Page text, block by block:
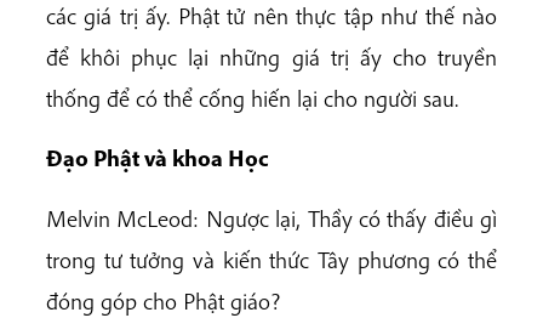
các giá trị ấy. Phật tử nên thực tập như thế nào
để khôi phục lại những giá trị ấy cho truyền
thống để có thể cống hiến lại cho người sau.
Đạo Phật và khoa Học
Melvin McLeod: Ngược lại, Thầy có thấy điều gì
trong tư tưởng và kiến thức Tây phương có thể
đóng góp cho Phật giáo?